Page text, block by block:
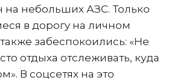
на небольших АЗС. Только
в дорогу на личном
забеспокоились: «Не
отдыха отслеживать, куда
В соцсетях на это